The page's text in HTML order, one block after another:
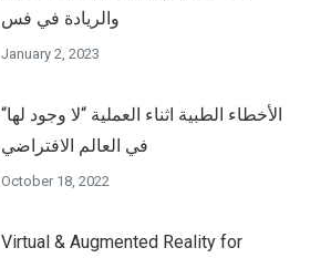
والريادة في فس
January 2, 2023
“الأخطاء الطبية اثناء العملية “لا وجود لها
في العالم الافتراضي
October 18, 2022
Virtual & Augmented Reality for